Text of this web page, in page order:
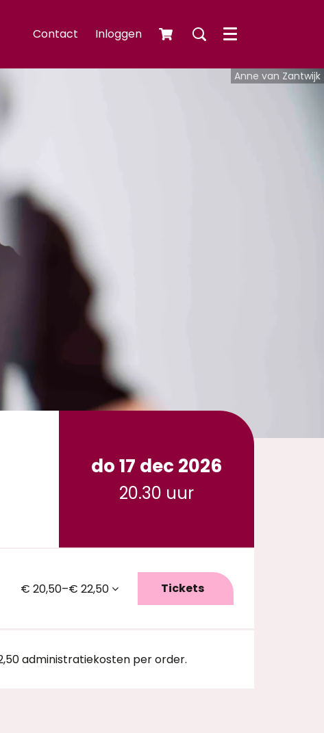
Contact Inloggen Menu
Anne van Zantwijk
do 17 dec 2026
20.30 uur
€ 20,50–€ 22,50 Tickets
administratiekosten per order.